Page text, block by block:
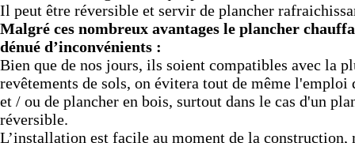
Il peut être réversible et servir de plancher
Malgré ces nombreux avantages le plancher
dénué d’inconvénients :
Bien que de nos jours, ils soient compatibles avec la
revêtements de sols, on évitera tout de même l'emploi
et / ou de plancher en bois, surtout dans le cas d'un
réversible.
L’installation est facile au moment de la construction,